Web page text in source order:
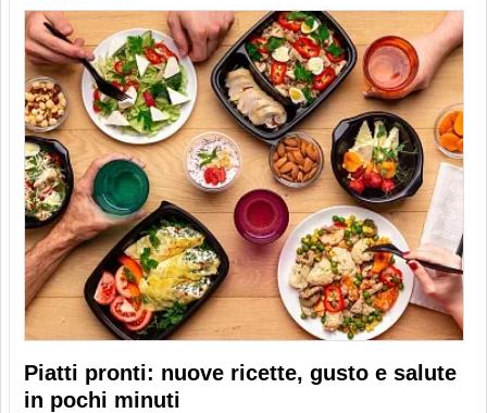
Piatti pronti: nuove ricette, gusto e salute
in pochi minuti